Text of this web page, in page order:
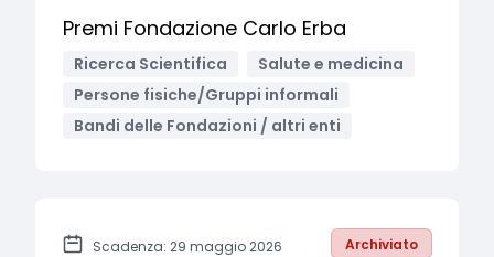
Premi Fondazione Carlo Erba
Ricerca Scientifica
Salute e medicina
Persone fisiche/Gruppi informali
Bandi delle Fondazioni / altri enti
Scadenza: 29 maggio 2026 Archiviato